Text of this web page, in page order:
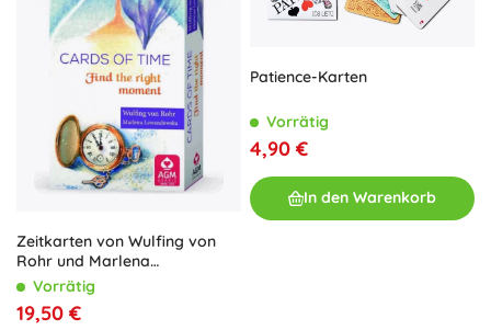
Zeitkarten von Wulfing von
Rohr und Marlena
Lewandowska
Vorrätig
19,50 €
Patience-Karten
Vorrätig
4,90 €
In den Warenkorb